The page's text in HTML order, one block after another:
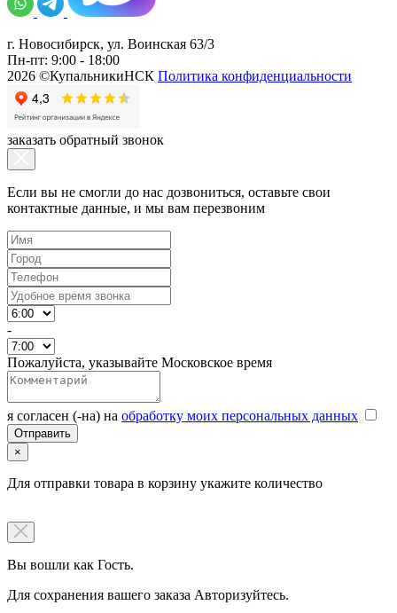
г. Новосибирск, ул. Воинская 63/3
Пн-пт: 9:00 - 18:00
2026 ©КупальникиНСК Политика конфиденциальности
заказать обратный звонок
Если вы не смогли до нас дозвониться, оставьте свои
контактные данные, и мы вам перезвоним
-
Пожалуйста, указывайте Московское время
я согласен (-на) на обработку моих персональных данных
×
Для отправки товара в корзину укажите количество
Вы вошли как Гость.
Для сохранения вашего заказа Авторизуйтесь.